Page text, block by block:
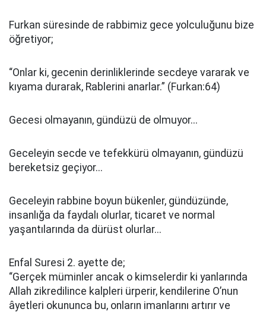
Furkan süresinde de rabbimiz gece yolculuğunu bize
öğretiyor;
“Onlar ki, gecenin derinliklerinde secdeye vararak ve
kıyama durarak, Rablerini anarlar.” (Furkan:64)
Gecesi olmayanın, gündüzü de olmuyor...
Geceleyin secde ve tefekkürü olmayanın, gündüzü
bereketsiz geçiyor...
Geceleyin rabbine boyun bükenler, gündüzünde,
insanlığa da faydalı olurlar, ticaret ve normal
yaşantılarında da dürüst olurlar...
Enfal Suresi 2. ayette de;
“Gerçek müminler ancak o kimselerdir ki yanlarında
Allah zikredilince kalpleri ürperir, kendilerine O’nun
âyetleri okununca bu, onların imanlarını artırır ve